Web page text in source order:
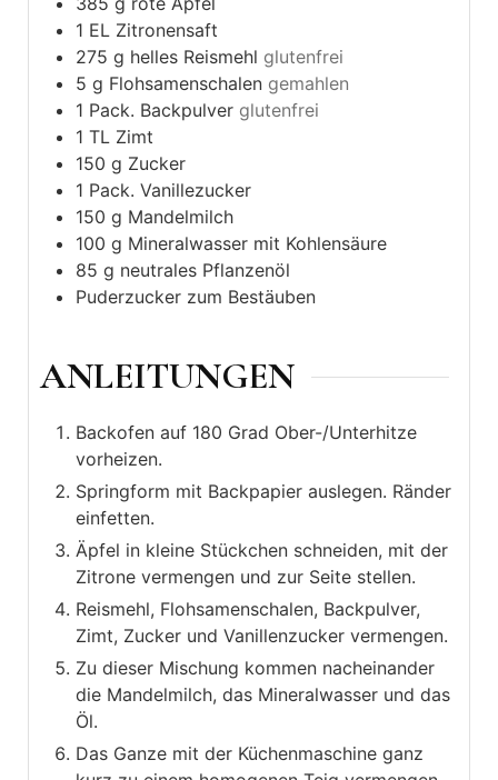
1 EL Zitronensaft
275 g helles Reismehl glutenfrei
5 g Flohsamenschalen gemahlen
1 Pack. Backpulver glutenfrei
1 TL Zimt
150 g Zucker
1 Pack. Vanillezucker
150 g Mandelmilch
100 g Mineralwasser mit Kohlensäure
85 g neutrales Pflanzenöl
Puderzucker zum Bestäuben
ANLEITUNGEN
Backofen auf 180 Grad Ober-/Unterhitze
vorheizen.
Springform mit Backpapier auslegen. Ränder
einfetten.
Äpfel in kleine Stückchen schneiden, mit der
Zitrone vermengen und zur Seite stellen.
Reismehl, Flohsamenschalen, Backpulver,
Zimt, Zucker und Vanillenzucker vermengen.
Zu dieser Mischung kommen nacheinander
die Mandelmilch, das Mineralwasser und das
Öl.
Das Ganze mit der Küchenmaschine ganz